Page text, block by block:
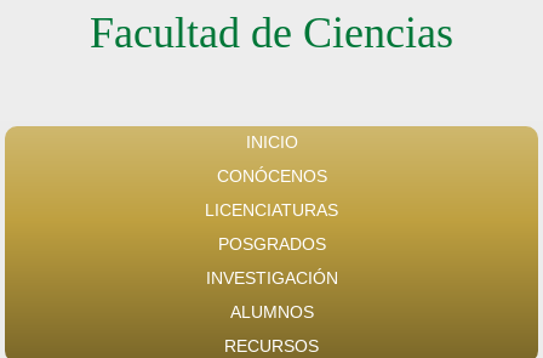
Facultad de Ciencias
INICIO
CONÓCENOS
LICENCIATURAS
POSGRADOS
INVESTIGACIÓN
ALUMNOS
RECURSOS